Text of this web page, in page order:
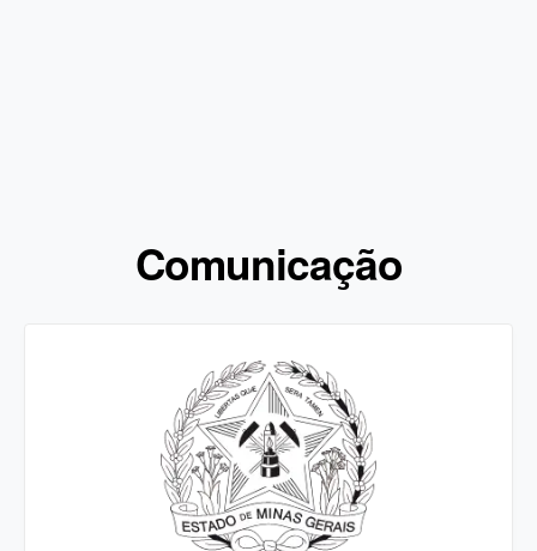
Comunicação